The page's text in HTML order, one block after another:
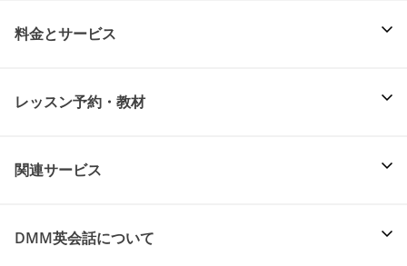
料金とサービス
レッスン予約・教材
関連サービス
DMM英会話について